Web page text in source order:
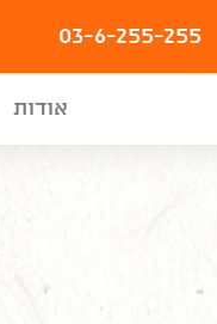
03-6-255-255
אודות